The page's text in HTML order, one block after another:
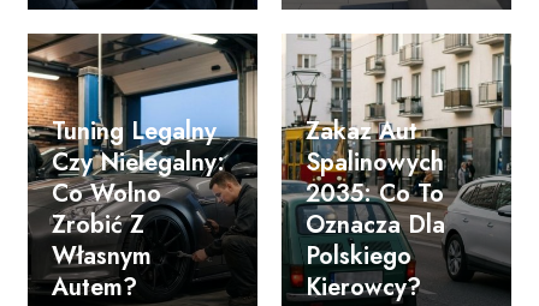
Tuning Legalny
Czy Nielegalny:
Co Wolno
Zrobić Z
Własnym
Autem?
Zakaz Aut
Spalinowych
2035: Co To
Oznacza Dla
Polskiego
Kierowcy?